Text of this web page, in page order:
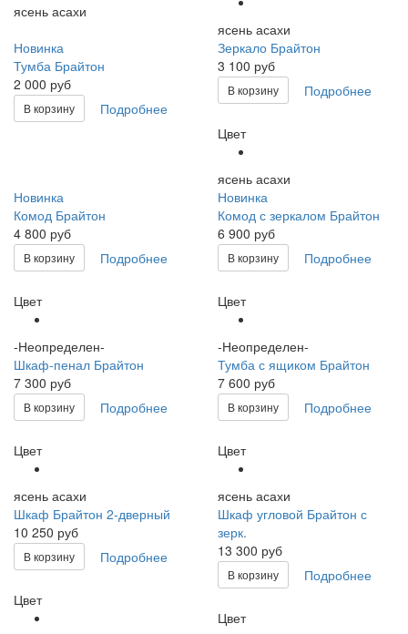
ясень асахи
ясень асахи
Новинка
Тумба Брайтон
2 000 руб
В корзину Подробнее
Зеркало Брайтон
3 100 руб
В корзину Подробнее
Цвет
ясень асахи
Новинка
Комод Брайтон
4 800 руб
В корзину Подробнее
Цвет
-Неопределен-
Новинка
Комод с зеркалом Брайтон
6 900 руб
В корзину Подробнее
Цвет
-Неопределен-
Шкаф-пенал Брайтон
7 300 руб
В корзину Подробнее
Цвет
ясень асахи
Тумба с ящиком Брайтон
7 600 руб
В корзину Подробнее
Цвет
ясень асахи
Шкаф Брайтон 2-дверный
10 250 руб
В корзину Подробнее
Цвет
Шкаф угловой Брайтон с
зерк.
13 300 руб
В корзину Подробнее
Цвет